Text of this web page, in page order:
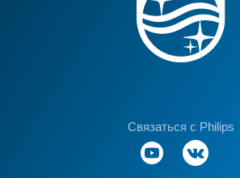
Связаться с Philips